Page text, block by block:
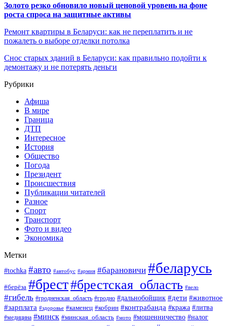
Золото резко обновило новый ценовой уровень на фоне
роста спроса на защитные активы
Ремонт квартиры в Беларуси: как не переплатить и не
пожалеть о выборе отделки потолка
Снос старых зданий в Беларуси: как правильно подойти к
демонтажу и не потерять деньги
Рубрики
Афиша
В мире
Граница
ДТП
Интересное
История
Общество
Погода
Президент
Происшествия
Публикации читателей
Разное
Спорт
Транспорт
Фото и видео
Экономика
Метки
#tochka #авто #автобус #армия #барановичи #беларусь
#берёза #брест#брестская_область #вело
#гибель #гродненская_область #гродно #дальнобойщик #дети #животное
#зарплата #здоровье #каменец #кобрин #контрабанда #кража #литва
#медицина #минск #минская_область #мото #мошенничество #налог